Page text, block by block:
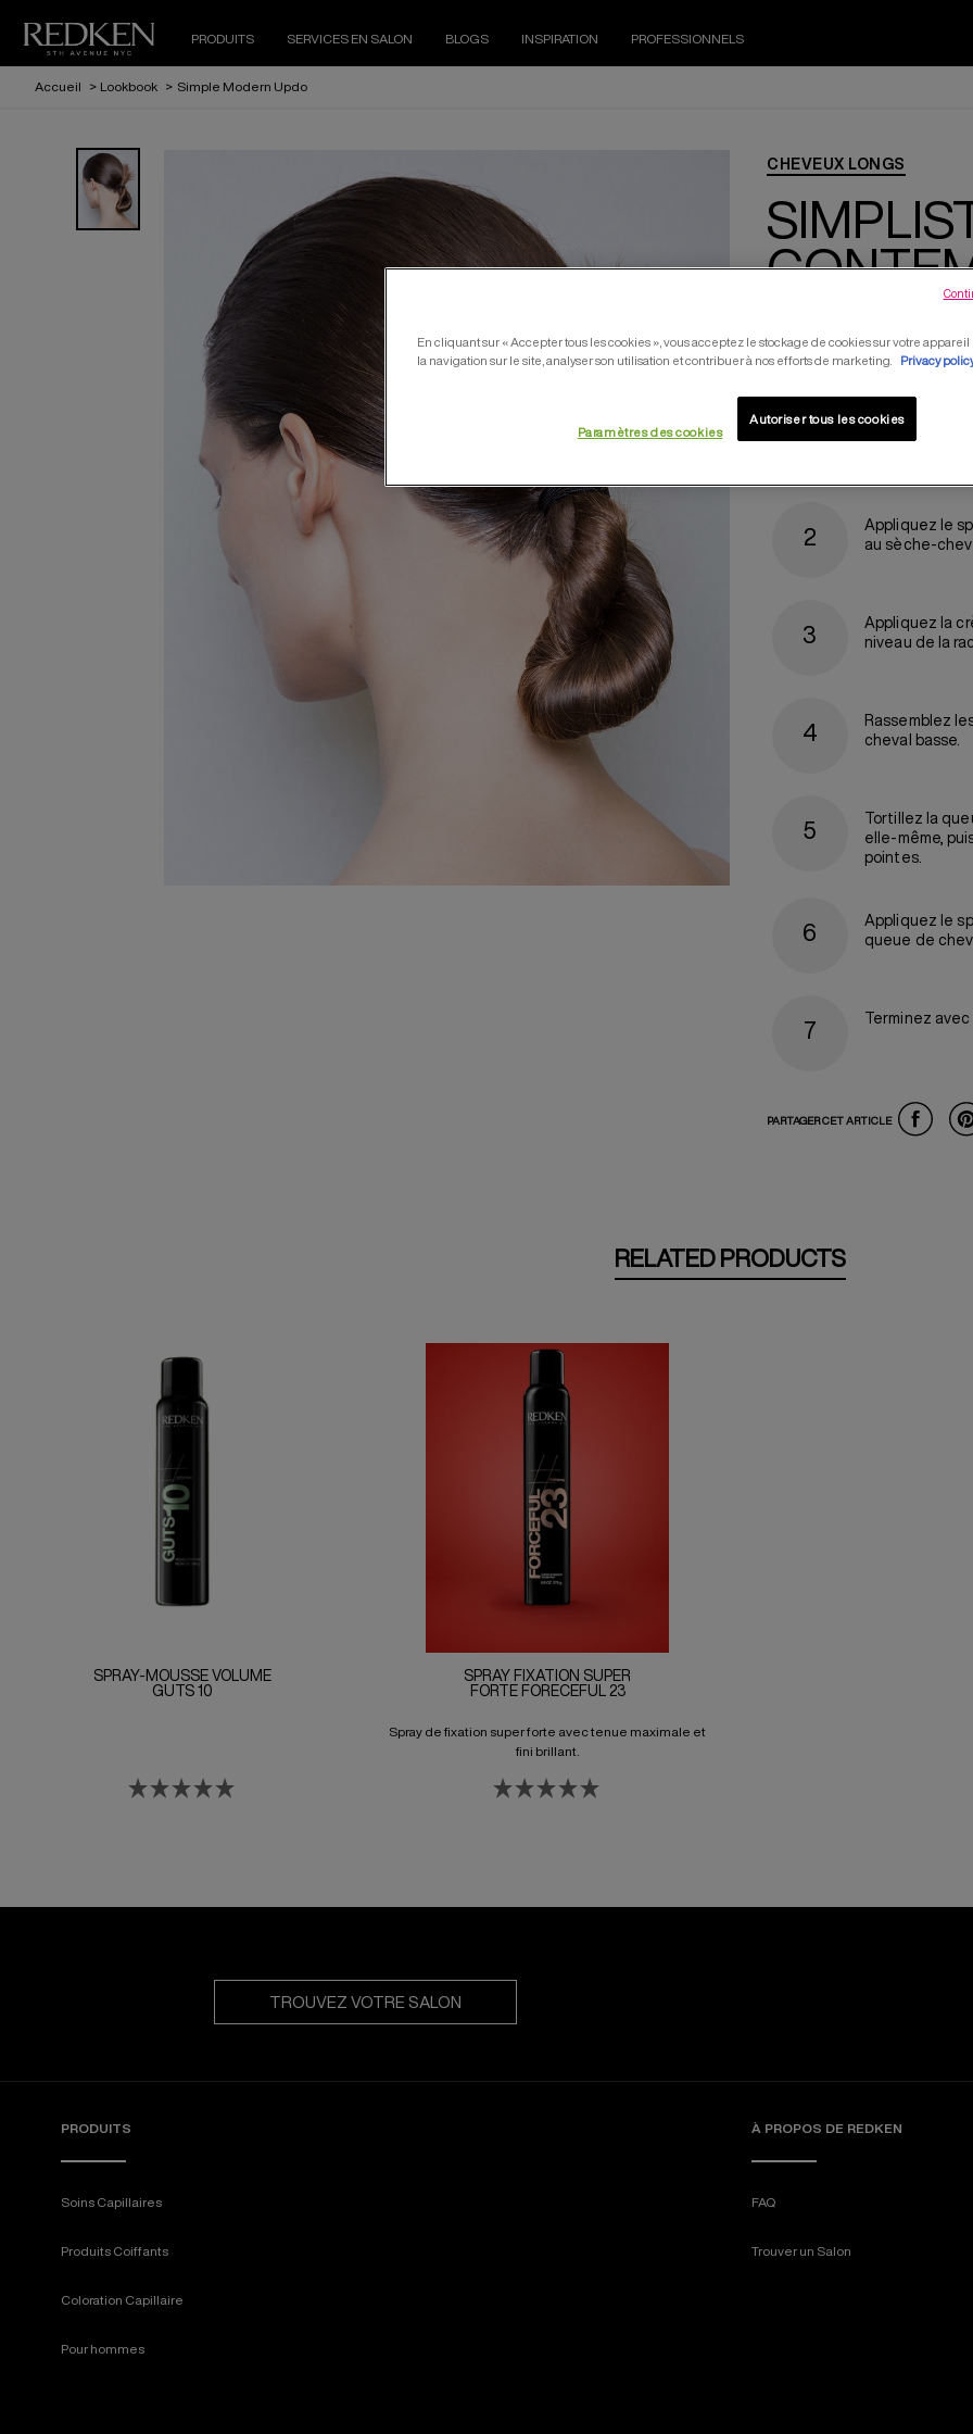
PRODUITS SERVICES EN SALON BLOGS INSPIRATION PROFESSIONNELS
Accueil > Lookbook > Simple Modern Updo
CHEVEUX LONGS
Appliquez la
humides, puis
Appliquez le
au sèche-
Appliquez la
niveau de la
Rassemblez
cheval basse.
Tortillez la
elle-même,
pointes.
Appliquez le
queue de
Terminez
PARTAGER CET ARTICLE
RELATED PRODUCTS
SPRAY-MOUSSE VOLUME
GUTS 10
SPRAY FIXATION SUPER
FORTE FORECEFUL 23
Spray de fixation super forte avec tenue maximale et
fini brillant.
TROUVEZ VOTRE SALON
PRODUITS
Soins Capillaires
Produits Coiffants
Coloration Capillaire
Pour hommes
À PROPOS DE REDKEN
FAQ
Trouver un Salon
En cliquant sur « Accepter tous les cookies », vous acceptez le stockage de cookies sur votre
la navigation sur le site, analyser son utilisation et contribuer à nos efforts de marketing.
Privacy
Paramètres des cookies
Autoriser tous les cookies